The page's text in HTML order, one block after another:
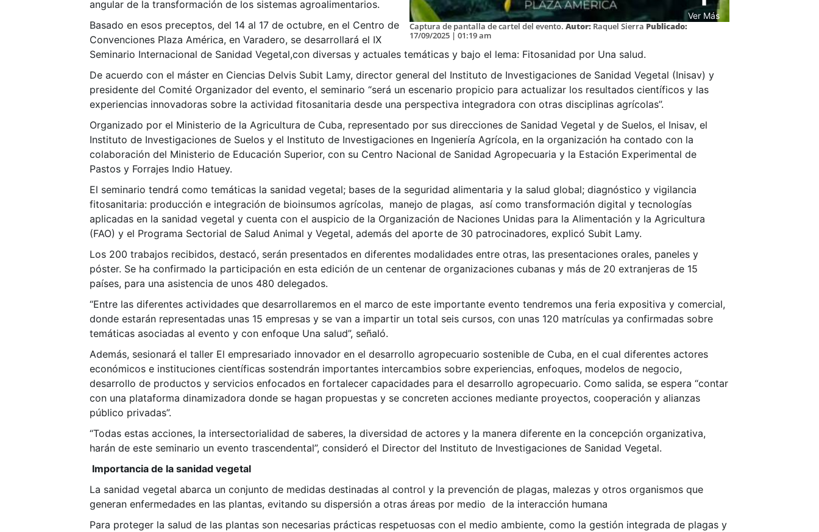
Ver Más
Captura de pantalla de cartel del evento. Autor: Raquel Sierra Publicado:
17/09/2025 | 01:19 am
angular de la transformación de los sistemas agroalimentarios.
Basado en esos preceptos, del 14 al 17 de octubre, en el Centro de
Convenciones Plaza América, en Varadero, se desarrollará el IX
Seminario Internacional de Sanidad Vegetal,con diversas y actuales temáticas y bajo el lema: Fitosanidad por Una salud.
De acuerdo con el máster en Ciencias Delvis Subit Lamy, director general del Instituto de Investigaciones de Sanidad Vegetal (Inisav) y
presidente del Comité Organizador del evento, el seminario “será un escenario propicio para actualizar los resultados científicos y las
experiencias innovadoras sobre la actividad fitosanitaria desde una perspectiva integradora con otras disciplinas agrícolas”.
Organizado por el Ministerio de la Agricultura de Cuba, representado por sus direcciones de Sanidad Vegetal y de Suelos, el Inisav, el
Instituto de Investigaciones de Suelos y el Instituto de Investigaciones en Ingeniería Agrícola, en la organización ha contado con la
colaboración del Ministerio de Educación Superior, con su Centro Nacional de Sanidad Agropecuaria y la Estación Experimental de
Pastos y Forrajes Indio Hatuey.
El seminario tendrá como temáticas la sanidad vegetal; bases de la seguridad alimentaria y la salud global; diagnóstico y vigilancia
fitosanitaria: producción e integración de bioinsumos agrícolas, manejo de plagas, así como transformación digital y tecnologías
aplicadas en la sanidad vegetal y cuenta con el auspicio de la Organización de Naciones Unidas para la Alimentación y la Agricultura
(FAO) y el Programa Sectorial de Salud Animal y Vegetal, además del aporte de 30 patrocinadores, explicó Subit Lamy.
Los 200 trabajos recibidos, destacó, serán presentados en diferentes modalidades entre otras, las presentaciones orales, paneles y
póster. Se ha confirmado la participación en esta edición de un centenar de organizaciones cubanas y más de 20 extranjeras de 15
países, para una asistencia de unos 480 delegados.
“Entre las diferentes actividades que desarrollaremos en el marco de este importante evento tendremos una feria expositiva y comercial,
donde estarán representadas unas 15 empresas y se van a impartir un total seis cursos, con unas 120 matrículas ya confirmadas sobre
temáticas asociadas al evento y con enfoque Una salud”, señaló.
Además, sesionará el taller El empresariado innovador en el desarrollo agropecuario sostenible de Cuba, en el cual diferentes actores
económicos e instituciones científicas sostendrán importantes intercambios sobre experiencias, enfoques, modelos de negocio,
desarrollo de productos y servicios enfocados en fortalecer capacidades para el desarrollo agropecuario. Como salida, se espera “contar
con una plataforma dinamizadora donde se hagan propuestas y se concreten acciones mediante proyectos, cooperación y alianzas
público privadas”.
“Todas estas acciones, la intersectorialidad de saberes, la diversidad de actores y la manera diferente en la concepción organizativa,
harán de este seminario un evento trascendental”, consideró el Director del Instituto de Investigaciones de Sanidad Vegetal.
Importancia de la sanidad vegetal
La sanidad vegetal abarca un conjunto de medidas destinadas al control y la prevención de plagas, malezas y otros organismos que
generan enfermedades en las plantas, evitando su dispersión a otras áreas por medio de la interacción humana
Para proteger la salud de las plantas son necesarias prácticas respetuosas con el medio ambiente, como la gestión integrada de plagas y